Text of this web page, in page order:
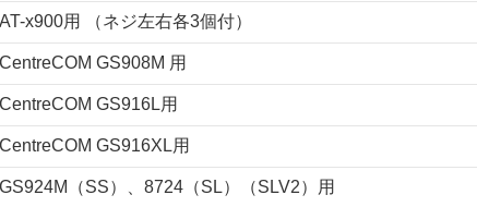
x900用 （ネジ左右各3個付）
GS908M 用
GS916L用
GS916XL用
（SS）、8724（SL）（SLV2）用